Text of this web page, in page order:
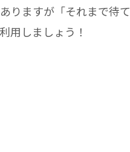
りますが「それまで待て
用しましょう！